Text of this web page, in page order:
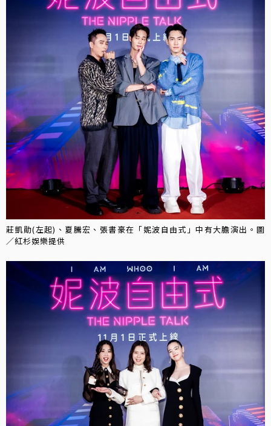
莊凱勛(左起)、夏騰宏、張書豪在「妮波自由式」中有大膽演出。圖
／紅杉娛樂提供